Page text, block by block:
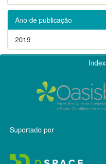
Ano de publicação
2019
Suportado por